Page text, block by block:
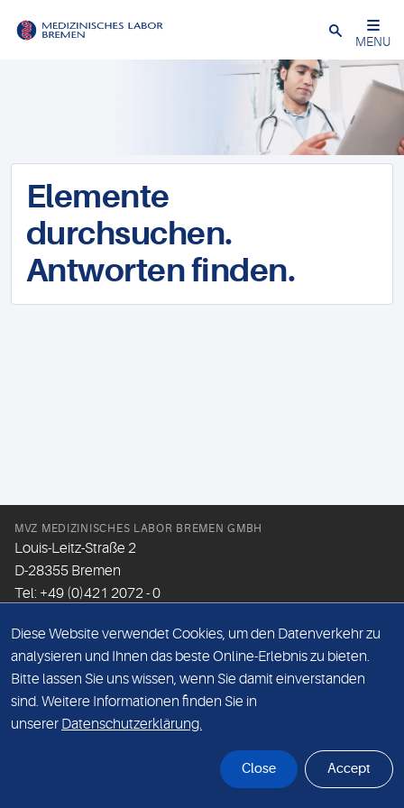
Schließen
MENU
Elemente
durchsuchen.
Antworten finden.
MVZ MEDIZINISCHES LABOR BREMEN GMBH
Louis-Leitz-Straße 2
D-28355 Bremen
Tel: +49 (0)421 2072 - 0
Email:info@mlhb.de
DATENSCHUTZ
IMPRESSUM
Diese Website verwendet Cookies, um den Datenverkehr zu
analysieren und Ihnen das beste Online-Erlebnis zu bieten.
Bitte lassen Sie uns wissen, wenn Sie damit einverstanden
sind. Weitere Informationen finden Sie in
unserer Datenschutzerklärung.
Close Accept